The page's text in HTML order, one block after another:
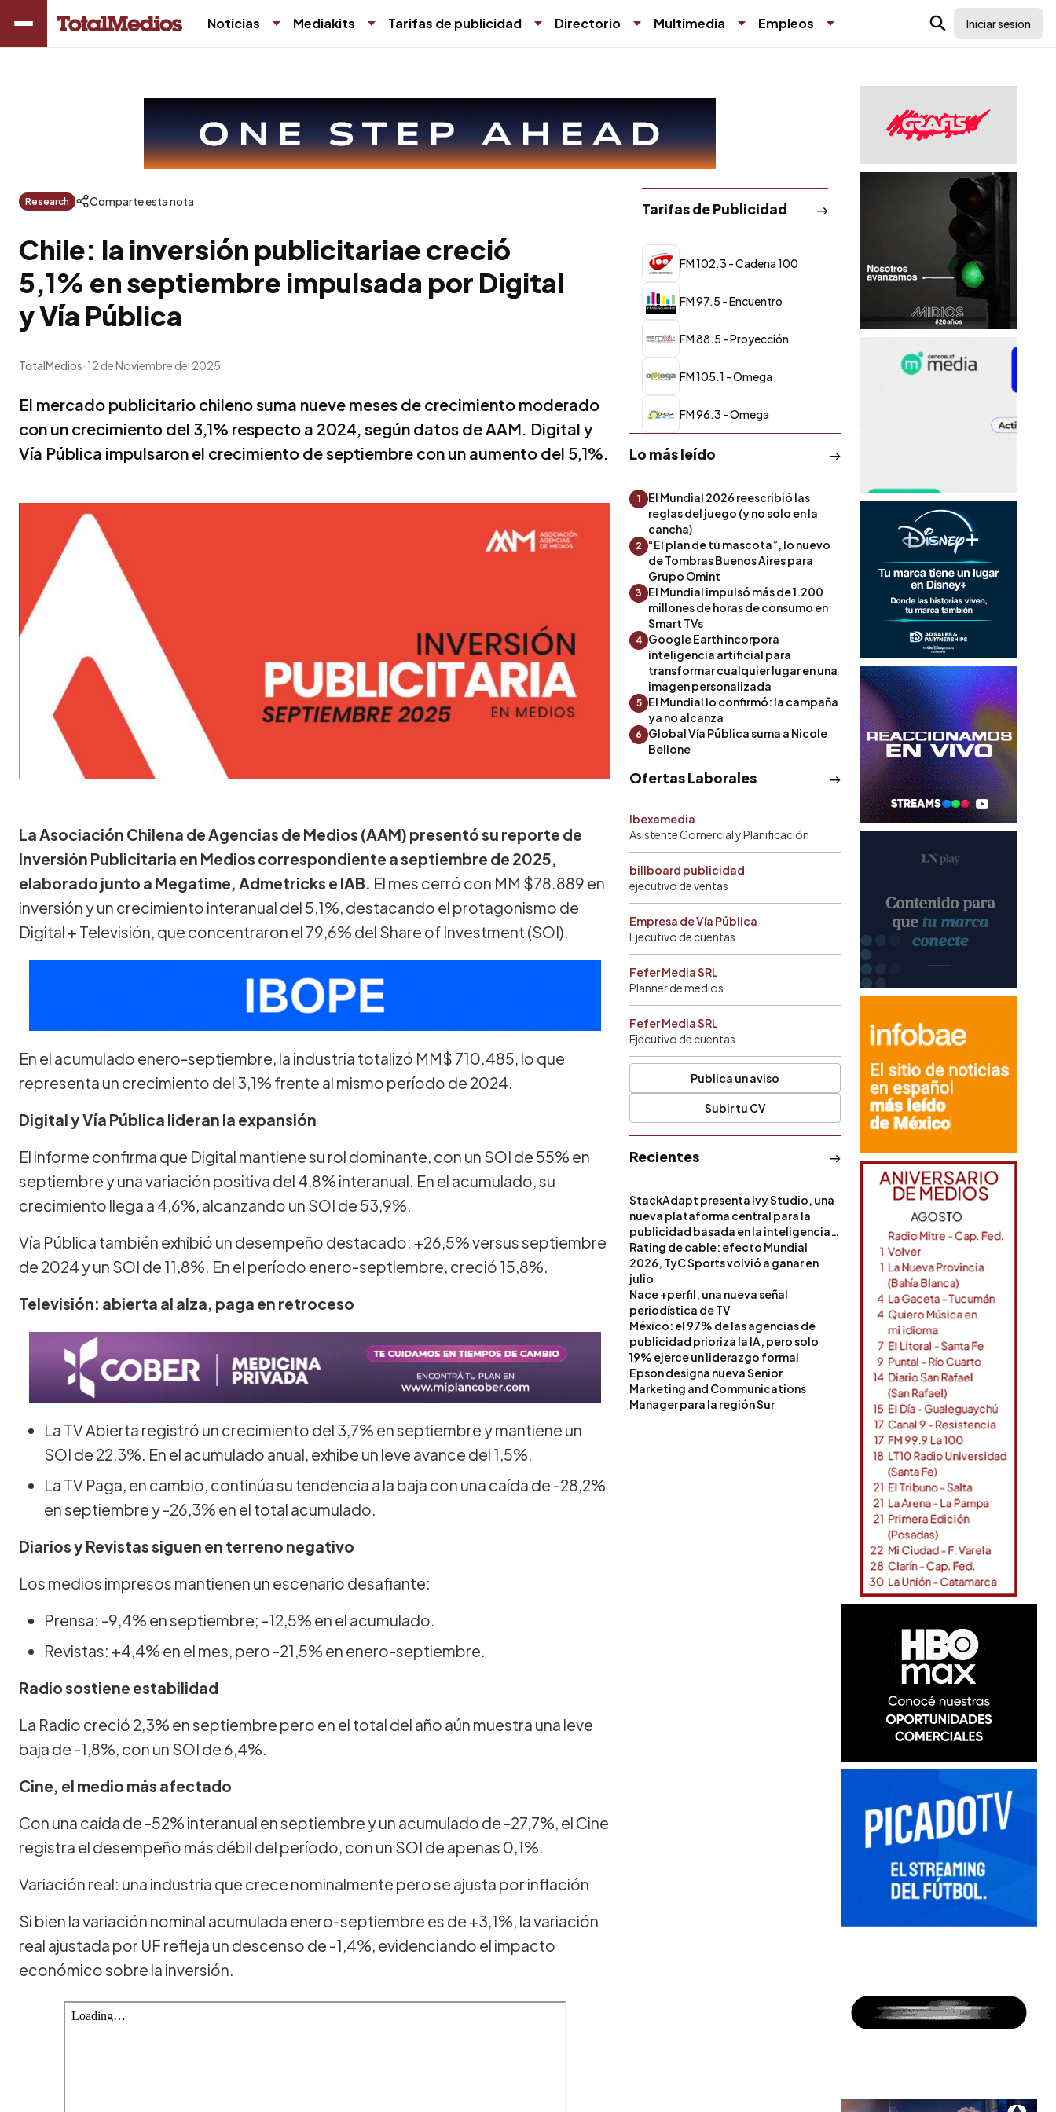
Noticias Mediakits Tarifas de publicidad Directorio Multimedia Empleos Iniciar sesion
Research Comparte esta nota
Chile: la inversión publicitariae creció
5,1% en septiembre impulsada por Digital
y Vía Pública
TotalMedios 12 de Noviembre del 2025
El mercado publicitario chileno suma nueve meses de crecimiento moderado
con un crecimiento del 3,1% respecto a 2024, según datos de AAM. Digital y
Vía Pública impulsaron el crecimiento de septiembre con un aumento del 5,1%.
La Asociación Chilena de Agencias de Medios (AAM) presentó su reporte de
Inversión Publicitaria en Medios correspondiente a septiembre de 2025,
elaborado junto a Megatime, Admetricks e IAB. El mes cerró con MM $78.889 en
inversión y un crecimiento interanual del 5,1%, destacando el protagonismo de
Digital + Televisión, que concentraron el 79,6% del Share of Investment (SOI).
En el acumulado enero-septiembre, la industria totalizó MM$ 710.485, lo que
representa un crecimiento del 3,1% frente al mismo período de 2024.
Digital y Vía Pública lideran la expansión
El informe confirma que Digital mantiene su rol dominante, con un SOI de 55% en
septiembre y una variación positiva del 4,8% interanual. En el acumulado, su
crecimiento llega a 4,6%, alcanzando un SOI de 53,9%.
Vía Pública también exhibió un desempeño destacado: +26,5% versus septiembre
de 2024 y un SOI de 11,8%. En el período enero-septiembre, creció 15,8%.
Televisión: abierta al alza, paga en retroceso
La TV Abierta registró un crecimiento del 3,7% en septiembre y mantiene un
SOI de 22,3%. En el acumulado anual, exhibe un leve avance del 1,5%.
La TV Paga, en cambio, continúa su tendencia a la baja con una caída de -28,2%
en septiembre y -26,3% en el total acumulado.
Diarios y Revistas siguen en terreno negativo
Los medios impresos mantienen un escenario desafiante:
Prensa: -9,4% en septiembre; -12,5% en el acumulado.
Revistas: +4,4% en el mes, pero -21,5% en enero-septiembre.
Radio sostiene estabilidad
La Radio creció 2,3% en septiembre pero en el total del año aún muestra una leve
baja de -1,8%, con un SOI de 6,4%.
Cine, el medio más afectado
Con una caída de -52% interanual en septiembre y un acumulado de -27,7%, el Cine
registra el desempeño más débil del período, con un SOI de apenas 0,1%.
Variación real: una industria que crece nominalmente pero se ajusta por inflación
Si bien la variación nominal acumulada enero-septiembre es de +3,1%, la variación
real ajustada por UF refleja un descenso de -1,4%, evidenciando el impacto
económico sobre la inversión.
Tarifas de Publicidad
FM 102.3 - Cadena 100
FM 97.5 - Encuentro
FM 88.5 - Proyección
FM 105.1 - Omega
FM 96.3 - Omega
Lo más leído
1
El Mundial 2026 reescribió las
reglas del juego (y no solo en la
cancha)
2
“El plan de tu mascota”, lo nuevo
de Tombras Buenos Aires para
Grupo Omint
3
El Mundial impulsó más de 1.200
millones de horas de consumo en
Smart TVs
4 Google Earth incorpora
inteligencia artificial para
transformar cualquier lugar en una
imagen personalizada
5
El Mundial lo confirmó: la campaña
ya no alcanza
6
Global Vía Pública suma a Nicole
Bellone
Ofertas Laborales
Ibexamedia
Asistente Comercial y Planificación
billboard publicidad
ejecutivo de ventas
Empresa de Vía Pública
Ejecutivo de cuentas
Fefer Media SRL
Planner de medios
Fefer Media SRL
Ejecutivo de cuentas
Publica un aviso
Subir tu CV
Recientes
StackAdapt presenta Ivy Studio, una
nueva plataforma central para la
publicidad basada en la inteligencia
artificial
Rating de cable: efecto Mundial
2026, TyC Sports volvió a ganar en
julio
Nace +perfil, una nueva señal
periodística de TV
México: el 97% de las agencias de
publicidad prioriza la IA, pero solo
19% ejerce un liderazgo formal
Epson designa nueva Senior
Marketing and Communications
Manager para la región Sur